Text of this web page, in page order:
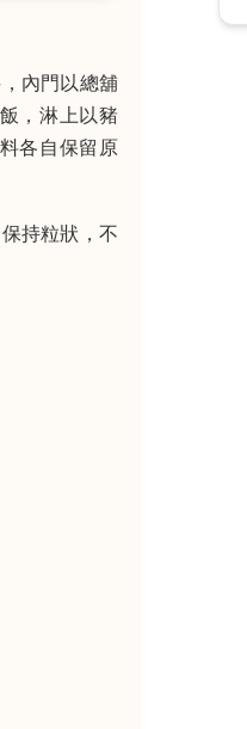
內門以總舖
，淋上以豬
各自保留原
持粒狀，不